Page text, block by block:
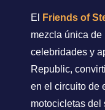
El Friends of
mezcla única
celebridades y
Republic,
en el circuito de
motocicletas del